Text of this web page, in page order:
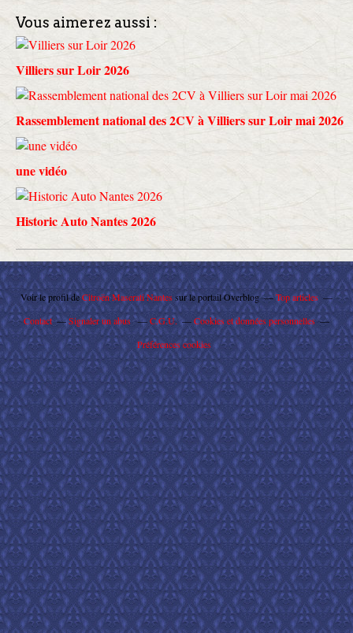
Vous aimerez aussi :
Villiers sur Loir 2026
Rassemblement national des 2CV à Villiers sur Loir mai 2026
une vidéo
Historic Auto Nantes 2026
Voir le profil deCitroën Maserati Nantessur le portail Overblog
Top articles
Contact
Signaler un abus C.G.U.
Cookies et données personnelles
Préférences cookies